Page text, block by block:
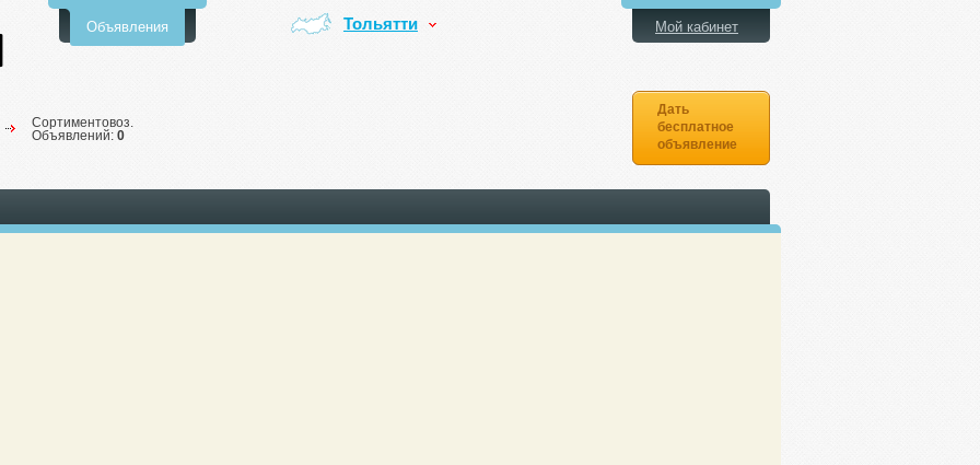
Объявления Тольятти
Сортиментовоз.
Объявлений: 0
Мой кабинет
Дать
бесплатное
объявление